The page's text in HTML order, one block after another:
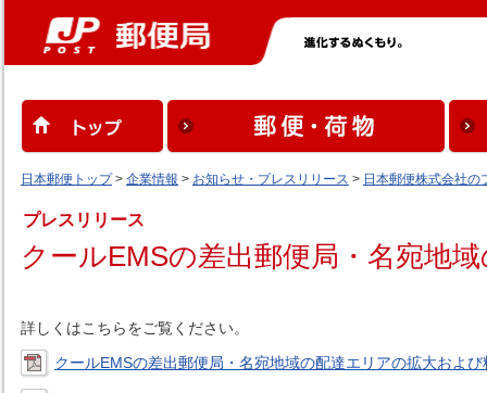
日本郵便トップ> 企業情報 > お知らせ・プレスリリース > 日本郵便株式会社の
プレスリリース
クールEMSの差出郵便局・名宛地
詳しくはこちらをご覧ください。
クールEMSの差出郵便局・名宛地域の配達エリアの拡大およ